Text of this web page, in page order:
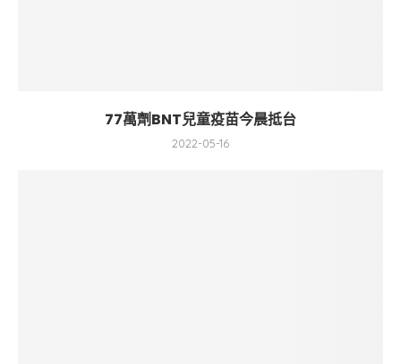
77萬劑BNT兒童疫苗今晨抵台
2022-05-16